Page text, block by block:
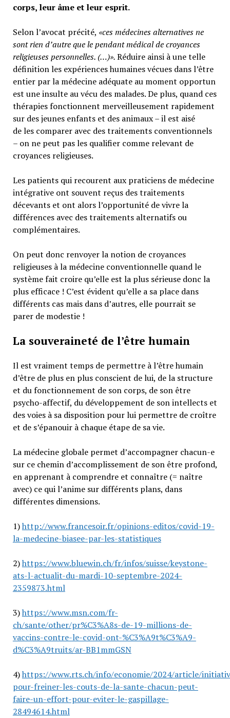
corps, leur âme et leur esprit.
Selon l’avocat précité, «ces médecines alternatives ne
sont rien d’autre que le pendant médical de croyances
religieuses personnelles. (…)».Réduire ainsi à une telle
définition les expériences humaines vécues dans l’être
entier par la médecine adéquate au moment opportun
est une insulte au vécu des malades. De plus, quand ces
thérapies fonctionnent merveilleusement rapidement
sur des jeunes enfants et des animaux – il est aisé
de les comparer avec des traitements conventionnels
– on ne peut pas les qualifier comme relevant de
croyances religieuses.
Les patients qui recourent aux praticiens de médecine
intégrative ont souvent reçus des traitements
décevants et ont alors l’opportunité de vivre la
différences avec des traitements alternatifs ou
complémentaires.
On peut donc renvoyer la notion de croyances
religieuses à la médecine conventionnelle quand le
système fait croire qu’elle est la plus sérieuse donc la
plus efficace ! C’est évident qu’elle a sa place dans
différents cas mais dans d’autres, elle pourrait se
parer de modestie !
La souveraineté de l’être humain
Il est vraiment temps de permettre à l’être humain
d’être de plus en plus conscient de lui, de la structure
et du fonctionnement de son corps, de son être
psycho-affectif, du développement de son intellects et
des voies à sa disposition pour lui permettre de croître
et de s’épanouir à chaque étape de sa vie.
La médecine globale permet d’accompagner chacun-e
sur ce chemin d’accomplissement de son être profond,
en apprenant à comprendre et connaître (= naître
avec) ce qui l’anime sur différents plans, dans
différentes dimensions.
1)http://www.francesoir.fr/opinions-editos/covid-19-
la-medecine-biasee-par-les-statistiques
2)https://www.bluewin.ch/fr/infos/suisse/keystone-
ats-l-actualit-du-mardi-10-septembre-2024-
2359873.html
3)https://www.msn.com/fr-
ch/sante/other/pr%C3%A8s-de-19-millions-de-
vaccins-contre-le-covid-ont-%C3%A9t%C3%A9-
d%C3%A9truits/ar-BB1mmGSN
4)https://www.rts.ch/info/economie/2024/article/
pour-freiner-les-couts-de-la-sante-chacun-peut-
faire-un-effort-pour-eviter-le-gaspillage-
28494614.html